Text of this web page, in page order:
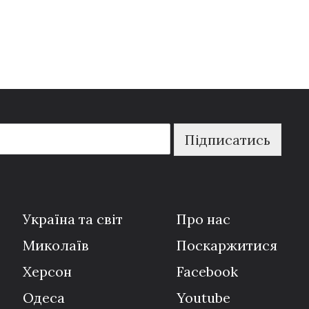
Підписатись
Україна та світ
Миколаїв
Херсон
Одеса
Про нас
Поскаржитися
Facebook
Youtube